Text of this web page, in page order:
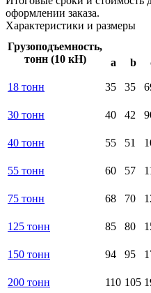
оформлении заказа.
Характеристики и размеры
Грузоподъемность,
тонн (10 кН)
a
b
18 тонн 35 35
30 тонн 40 42
40 тонн 55 51
55 тонн 60 57
75 тонн 68 70
125 тонн 85 80
150 тонн 94 95
200 тонн 110 105